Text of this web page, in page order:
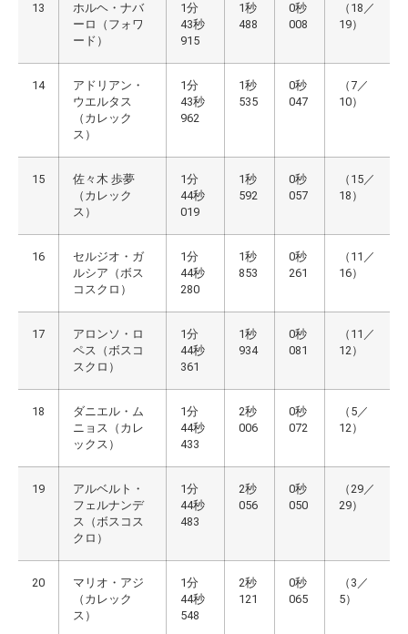
13
ホルヘ・ナバ
ーロ（フォワ
ード）
1分
43秒
915
1秒
488
0秒
008
（18／
19）
14
アドリアン・
ウエルタス
（カレック
ス）
1分
43秒
962
1秒
535
0秒
047
（7／
10）
15
佐々木 歩夢
（カレック
ス）
1分
44秒
019
1秒
592
0秒
057
（15／
18）
16
セルジオ・ガ
ルシア（ボス
コスクロ）
1分
44秒
280
1秒
853
0秒
261
（11／
16）
17
アロンソ・ロ
ペス（ボスコ
スクロ）
1分
44秒
361
1秒
934
0秒
081
（11／
12）
18
ダニエル・ム
ニョス（カレ
ックス）
1分
44秒
433
2秒
006
0秒
072
（5／
12）
19
アルベルト・
フェルナンデ
ス（ボスコス
クロ）
1分
44秒
483
2秒
056
0秒
050
（29／
29）
20
マリオ・アジ
（カレック
ス）
1分
44秒
548
2秒
121
0秒
065
（3／
5）